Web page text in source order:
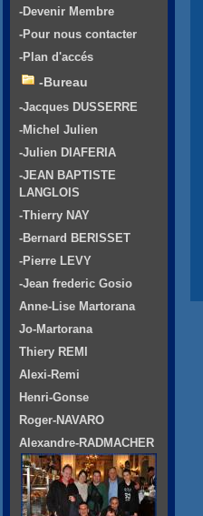
-Devenir Membre
-Pour nous contacter
-Plan d'accés
-Bureau
-Jacques DUSSERRE
-Michel Julien
-Julien DIAFERIA
-JEAN BAPTISTE
LANGLOIS
-Thierry NAY
-Bernard BERISSET
-Pierre LEVY
-Jean frederic Gosio
Anne-Lise Martorana
Jo-Martorana
Thiery REMI
Alexi-Remi
Henri-Gonse
Roger-NAVARO
Alexandre-RADMACHER